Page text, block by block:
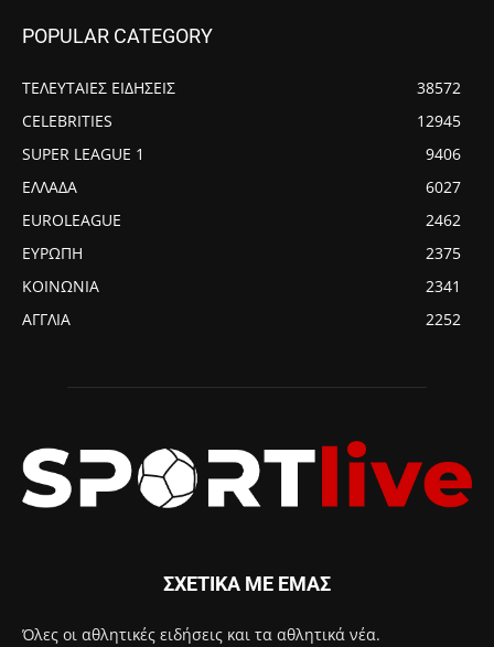
POPULAR CATEGORY
ΤΕΛΕΥΤΑΙΕΣ ΕΙΔΗΣΕΙΣ
38572
CELEBRITIES
12945
SUPER LEAGUE 1
9406
ΕΛΛΑΔΑ
6027
EUROLEAGUE
2462
ΕΥΡΩΠΗ
2375
ΚΟΙΝΩΝΙΑ
2341
ΑΓΓΛΙΑ
2252
ΣΧΕΤΙΚΑ ΜΕ ΕΜΑΣ
Όλες οι αθλητικές ειδήσεις και τα αθλητικά νέα.